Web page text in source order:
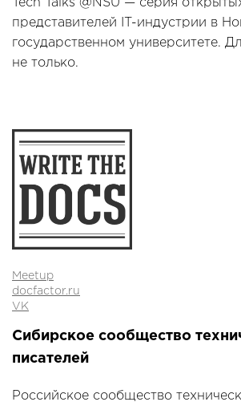
Tech Talks @NSU — серия
представителей IT-индустрии в
государственном университете.
не только.
Meetup
docfactor.ru
VK
Сибирское сообщество
писателей
Российское сообщество